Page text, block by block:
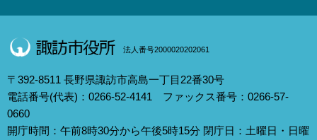
法人番号2000020202061
〒392-8511 長野県諏訪市高島一丁目22番30号
電話番号(代表)：0266-52-4141 ファックス番号：0266-57-
0660
開庁時間：午前8時30分から午後5時15分 閉庁日：土曜日・日曜